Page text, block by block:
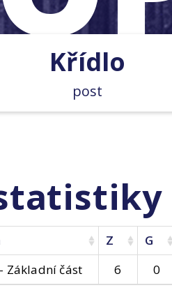
Křídlo
post
Z G
Základní část
6 0